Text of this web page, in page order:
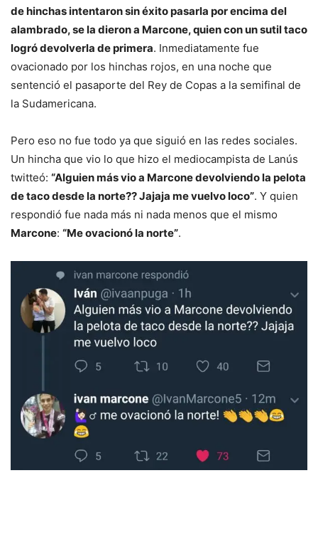
de hinchas intentaron sin éxito pasarla por encima del
alambrado, se la dieron a Marcone, quien con un sutil taco
logró devolverla de primera. Inmediatamente fue
ovacionado por los hinchas rojos, en una noche que
sentenció el pasaporte del Rey de Copas a la semifinal de
la Sudamericana.
Pero eso no fue todo ya que siguió en las redes sociales.
Un hincha que vio lo que hizo el mediocampista de Lanús
twitteó: “Alguien más vio a Marcone devolviendo la pelota
de taco desde la norte?? Jajaja me vuelvo loco”. Y quien
respondió fue nada más ni nada menos que el mismo
Marcone: “Me ovacionó la norte”.